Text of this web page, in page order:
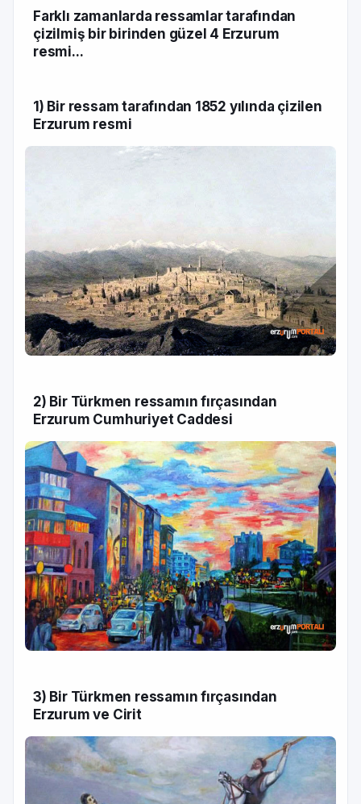
Farklı zamanlarda ressamlar tarafından
çizilmiş bir birinden güzel 4 Erzurum
resmi...
1) Bir ressam tarafından 1852 yılında çizilen
Erzurum resmi
2) Bir Türkmen ressamın fırçasından
Erzurum Cumhuriyet Caddesi
3) Bir Türkmen ressamın fırçasından
Erzurum ve Cirit